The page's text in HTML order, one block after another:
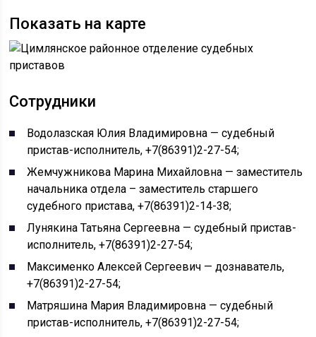
Показать на карте
Сотрудники
Водолазская Юлия Владимировна — судебный
пристав-исполнитель, +7(86391)2-27-54;
Жемчужникова Марина Михайловна — заместитель
начальника отдела – заместитель старшего
судебного пристава, +7(86391)2-14-38;
Лунякина Татьяна Сергеевна — судебный пристав-
исполнитель, +7(86391)2-27-54;
Максименко Алексей Сергеевич — дознаватель,
+7(86391)2-27-54;
Матряшина Мария Владимировна — судебный
пристав-исполнитель, +7(86391)2-27-54;